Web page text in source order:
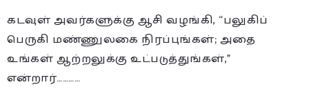
கடவுள் அவர்களுக்கு ஆசி வழங்கி, “பலுகிப்
பெருகி மண்ணுலகை நிரப்புங்கள்; அதை
உங்கள் ஆற்றலுக்கு உட்படுத்துங்கள்,”
என்றார்…………